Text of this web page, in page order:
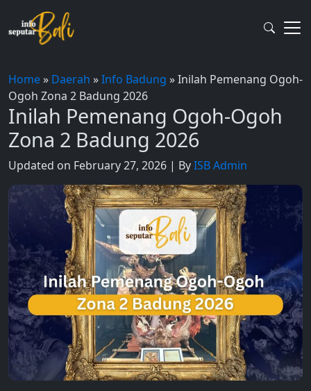
content
Home» Daerah »Info Badung »Inilah Pemenang Ogoh-
Ogoh Zona 2 Badung 2026
Inilah Pemenang Ogoh-Ogoh
Zona 2 Badung 2026
Updated on February 27, 2026 | ByISB Admin